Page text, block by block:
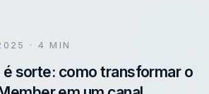
· 4 MIN
é sorte: como transformar o